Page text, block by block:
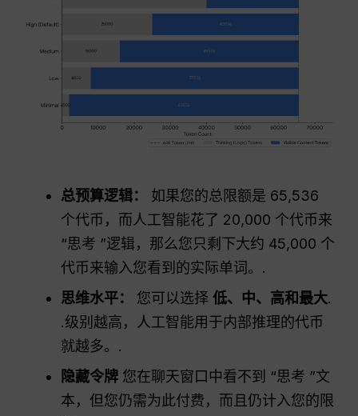
总预算逻辑：
如果您的总限额是 65,536
个代币，而人工智能花了 20,000 个代币来
“思考 ”逻辑，那么您只剩下大约 45,000 个
代币来输入您看到的实际单词。.
思维水平：
您可以选择低、中、高和最大.
.级别越高，人工智能用于内部推理的代币
就越多。.
隐藏令牌 您在聊天窗口中看不到 “思考 ”文
本，但您仍需为此付费，而且仍计入您的限